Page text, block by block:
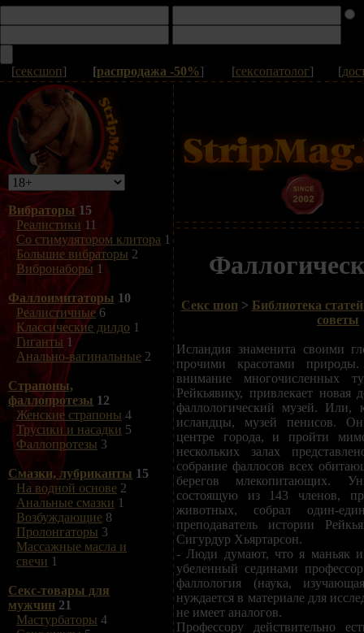
[сексшоп] [распродажа -50%] [сексопатолог] [
Вибраторы 15
Реалистики 11
Со стимулятором клитора 1
Большие вибраторы 2
Вибронаборы 1
Фаллоимитаторы 10
Реалистичные6
Классические дилдо 1
Гиганты 1
Анально-вагинальные 2
Страпоны,
фаллопротезы 12
Женские страпоны 4
Трусики и насадки 5
Фаллопротезы 3
Смазки, лубриканты 15
На водной основе 2
Анальные смазки 1
Возбуждающие 8
Пролонгаторы 3
Массажные масла и
свечи 1
Секс-товары для
мужчин 21
Мастурбаторы 4
Секс шоп> Библиотека
советы
Исландия знаменита своими
прочими красотами
внимание многочисленных
Рейкьявику, привлекает новая
фаллологический музей. Или,
исландцы, музей пенисов.
центре города, и пройти
нескольких залах
собрание фаллосов всех
берегов млекопитающих.
состоящую из 143 членов,
животных, собрал один-
преподаватель истории
Сигурдур Хьяртарсон.
- Люди думают, что я маньяк и
убеленный сединами
фаллология (наука,
нуждается в материале для
не имеет аналогов.
Профессору действительно